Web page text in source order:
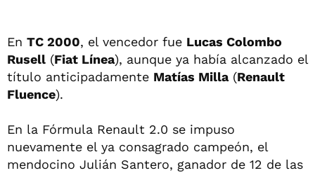
En TC 2000, el vencedor fue Lucas Colombo
Rusell (Fiat Línea), aunque ya había alcanzado el
título anticipadamente Matías Milla(Renault
Fluence).
En la Fórmula Renault 2.0 se impuso
nuevamente el ya consagrado campeón, el
mendocino Julián Santero, ganador de 12 de las